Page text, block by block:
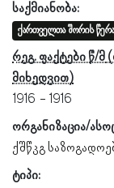
საქმიანობა:
ქართველთა შორის
რეგ. ფაქტები წ/მ
1916
1916
ორგანიზაცია/
ქშწკგ
ტიპი: